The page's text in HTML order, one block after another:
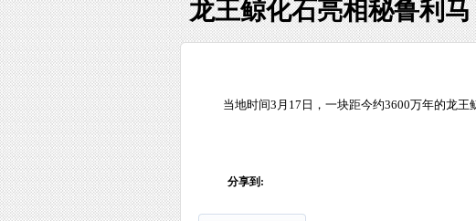
龙王鲸化石亮相秘鲁利
当地时间3月17日，一块距今约3600万年的龙
分享到: